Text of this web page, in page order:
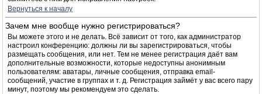
Вернуться к началу
Зачем мне вообще нужно регистрироваться?
Вы можете этого и не делать. Всё зависит от того, как администратор
настроил конференцию: должны ли вы зарегистрироваться, чтобы
размещать сообщения, или нет. Тем не менее регистрация даёт вам
дополнительные возможности, которые недоступны анонимным
пользователям: аватары, личные сообщения, отправка email-
сообщений, участие в группах и т. д. Регистрация займёт у вас всего пару
минут, поэтому мы рекомендуем это сделать.